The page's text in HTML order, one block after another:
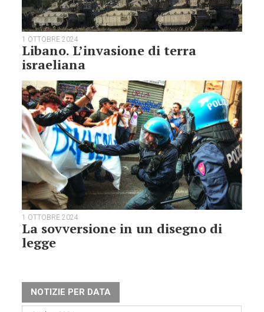
1 OTTOBRE 2024
Libano. L’invasione di terra
israeliana
1 OTTOBRE 2024
La sovversione in un disegno di
legge
NOTIZIE PER DATA